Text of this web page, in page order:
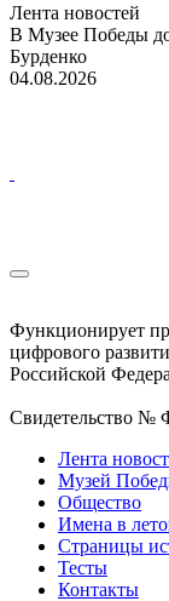
Лента новостей
В Музее Победы
Бурденко
04.08.2026
Функционирует
цифрового
Российской
Свидетельство №
Лента
Музей
Общество
Имена в
Страницы
Тесты
Контакты